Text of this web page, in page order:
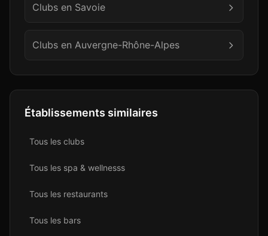
Clubs en Savoie
Clubs en Auvergne-Rhône-Alpes
Établissements similaires
Tous les clubs
Tous les spa & wellnesss
Tous les restaurants
Tous les bars